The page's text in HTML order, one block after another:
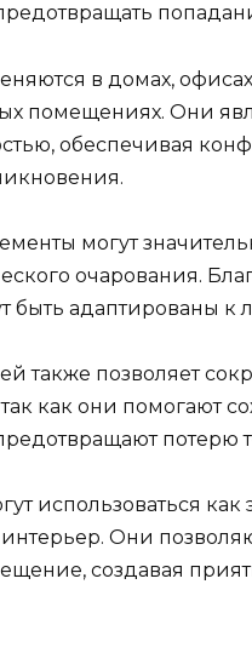
в домах,
помещениях. Они
обеспечивая
могут
очарования.
быть адаптированы к
также позволяет
как они помогают
потерю
использоваться
Они
создавая